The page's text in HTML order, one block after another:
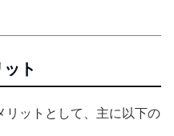
ト
リットとして、主に以下の